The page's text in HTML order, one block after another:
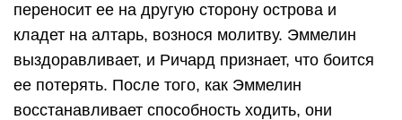
переносит ее на другую сторону острова и
кладет на алтарь, вознося молитву. Эммелин
выздоравливает, и Ричард признает, что боится
ее потерять. После того, как Эммелин
восстанавливает способность ходить, они